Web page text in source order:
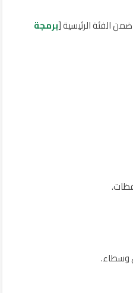
الفئة الرئيسية [برمجة
وسطاء.